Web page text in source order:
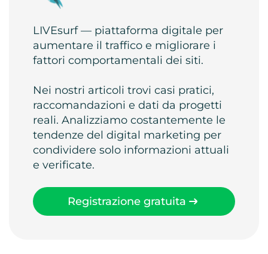
LIVEsurf — piattaforma digitale per
aumentare il traffico e migliorare i
fattori comportamentali dei siti.
Nei nostri articoli trovi casi pratici,
raccomandazioni e dati da progetti
reali. Analizziamo costantemente le
tendenze del digital marketing per
condividere solo informazioni attuali
e verificate.
Registrazione gratuita